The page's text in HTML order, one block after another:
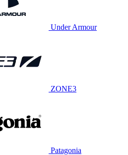
Under Armour
ZONE3
Patagonia